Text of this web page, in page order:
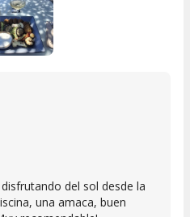
del sol desde la
una amaca, buen